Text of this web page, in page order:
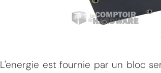
L'energie est fournie par un bloc